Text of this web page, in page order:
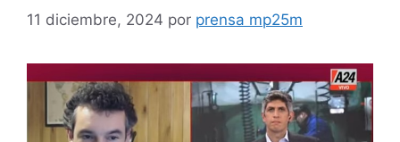
11 diciembre, 2024 por prensa mp25m